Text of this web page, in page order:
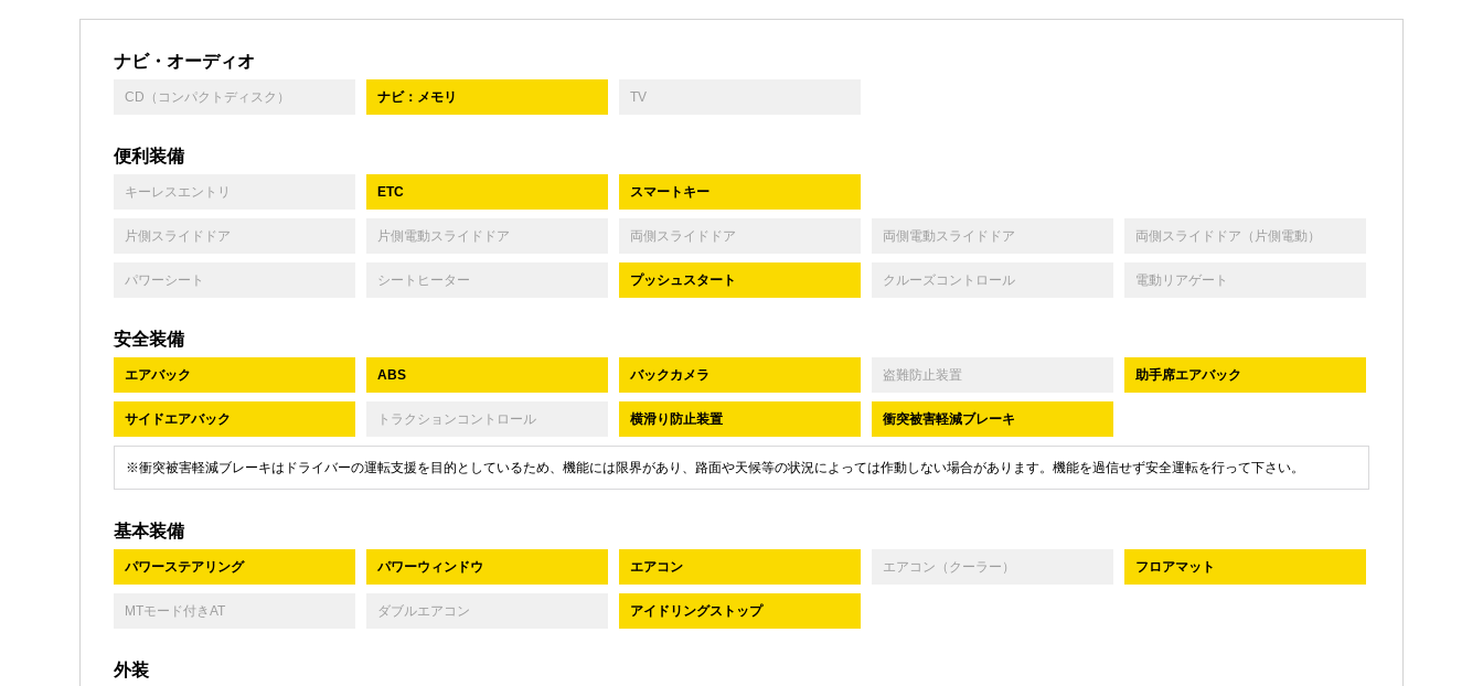
ナビ・オーディオ
CD（コンパクトディスク） ナビ：メモリ TV
便利装備
キーレスエントリ ETC スマートキー
片側スライドドア 片側電動スライドドア 両側スライドドア 両側電動スライドドア 両側スライドドア（片側電動）
パワーシート シートヒーター プッシュスタート クルーズコントロール 電動リアゲート
安全装備
エアバック ABS バックカメラ 盗難防止装置 助手席エアバック
サイドエアバック トラクションコントロール 横滑り防止装置 衝突被害軽減ブレーキ
※衝突被害軽減ブレーキはドライバーの運転支援を目的としているため、機能には限界があり、路面や天候等の状況によっては作動しない場合があります。機能を過信せず安全運転を行って下さい。
基本装備
パワーステアリング パワーウィンドウ エアコン エアコン（クーラー） フロアマット
MTモード付きAT ダブルエアコン アイドリングストップ
外装